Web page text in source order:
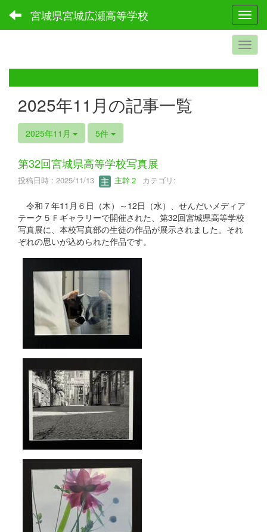
宮城県宮城広瀬高等学校
2025年11月の記事一覧
2025年11月 5件
第32回宮城県高等学校写真展
投稿日時 : 2025/11/13 主幹２ カテゴリ:
令和７年11月６日（木）～12日（水）、せんだいメディア
テーク５Ｆギャラリーで開催された、第32回宮城県高等学校
写真展に、本校写真部の生徒の作品が展示されました。それ
ぞれの思いが込められた作品です。